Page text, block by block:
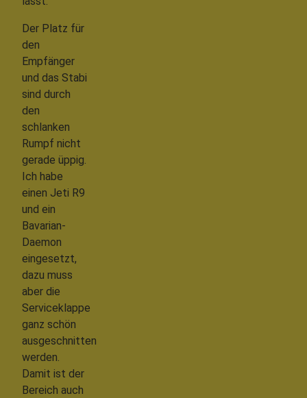
Der Platz für
den
Empfänger
und das Stabi
sind durch
den
schlanken
Rumpf nicht
gerade üppig.
Ich habe
einen Jeti R9
und ein
Bavarian-
Daemon
eingesetzt,
dazu muss
aber die
Serviceklappe
ganz schön
ausgeschnitten
werden.
Damit ist der
Bereich auch